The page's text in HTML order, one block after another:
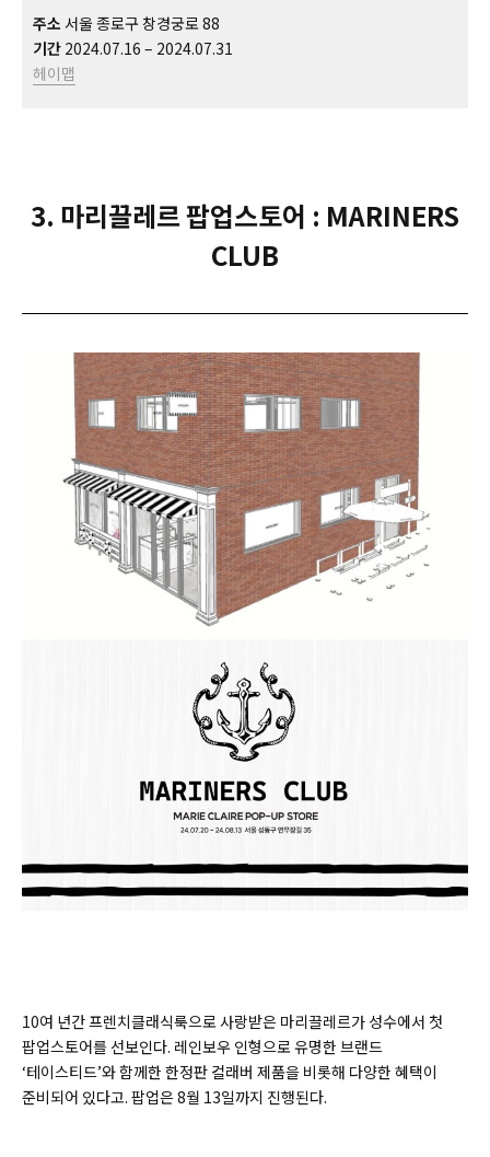
주소 서울 종로구 창경궁로 88
기간 2024.07.16 – 2024.07.31
헤이맵
3. 마리끌레르 팝업스토어 : MARINERS
CLUB
10여 년간 프렌치클래식룩으로 사랑받은 마리끌레르가 성수에서 첫
팝업스토어를 선보인다. 레인보우 인형으로 유명한 브랜드
‘테이스티드’와 함께한 한정판 컬래버 제품을 비롯해 다양한 혜택이
준비되어 있다고. 팝업은 8월 13일까지 진행된다.